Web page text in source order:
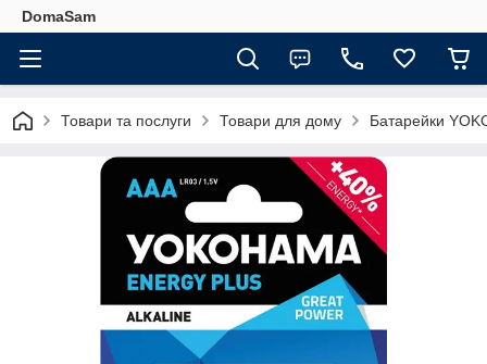
DomaSam
Товари та послуги Товари для дому Батарейки